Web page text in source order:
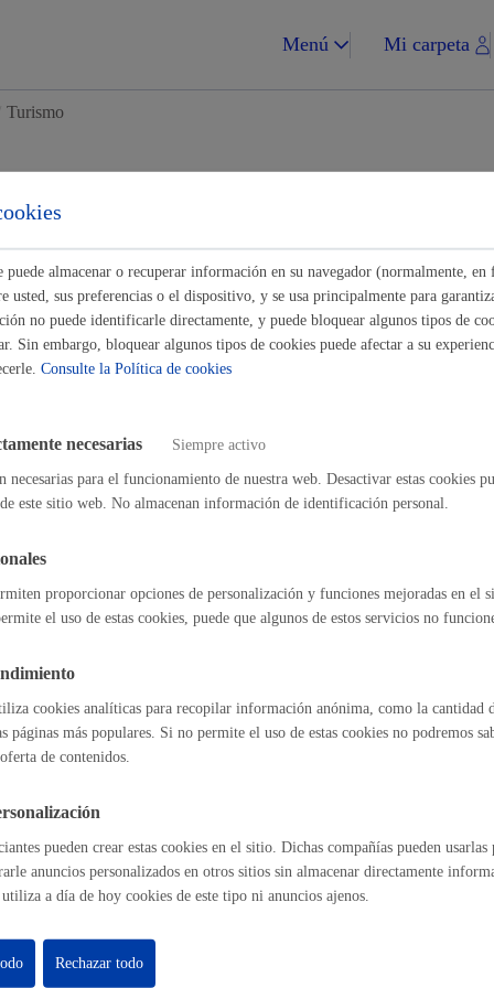
Menú Mi carpeta
Impuestos y
Turismo
para Ciudadanía
Buscar
para ocupar la vía pública con actividades, eventos,...
para ocupar la vía pública con vehículo o accesos puntuales
*
índice Volver atrás
Sede electrónica
Mapas -
almacenar o recuperar información en su navegador (normalmente, en
usted, sus preferencias o el dispositivo, y se usa principalmente para
no puede identificarle directamente, y puede bloquear algunos tipos de
Sin embargo, bloquear algunos tipos de cookies puede afectar a su
Consulte la Política de cookies
necesarias Siempre activo
necesarias para el funcionamiento de nuestra web. Desactivar estas cookies
este sitio web. No almacenan información de identificación personal.
proporcionar opciones de personalización y funciones mejoradas en el
el uso de estas cookies, puede que algunos de estos servicios no
cookies analíticas para recopilar información anónima, como la cantidad
páginas más populares. Si no permite el uso de estas cookies no podremos
de contenidos.
pueden crear estas cookies en el sitio. Dichas compañías pueden
anuncios personalizados en otros sitios sin almacenar directamente
a día de hoy cookies de este tipo ni anuncios ajenos.
Rechazar todo